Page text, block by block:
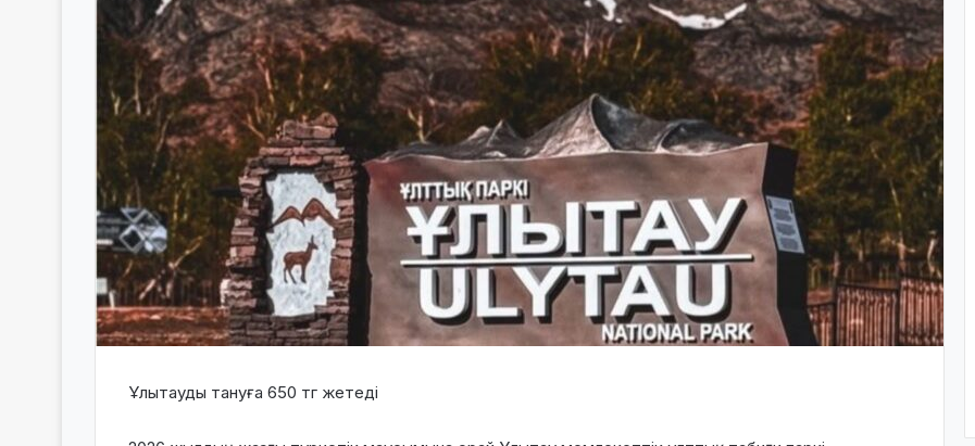
Ұлытауды тануға 650 тг жетеді